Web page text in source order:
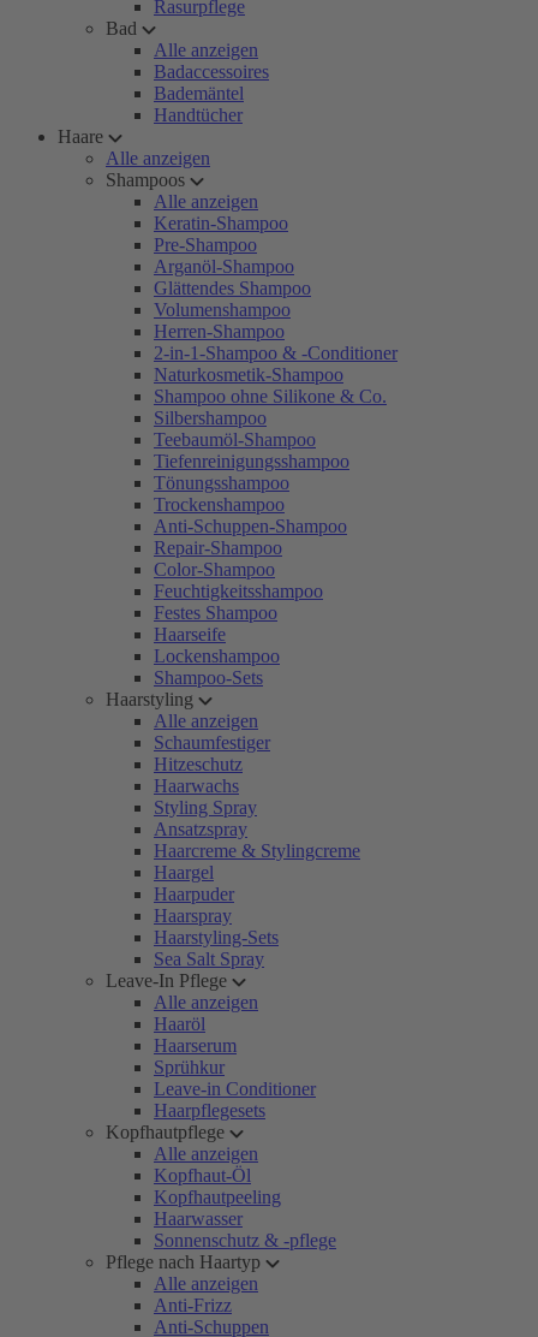
Rasurpflege
Bad
Alle anzeigen
Badaccessoires
Bademäntel
Handtücher
Haare
Alle anzeigen
Shampoos
Alle anzeigen
Keratin-Shampoo
Pre-Shampoo
Arganöl-Shampoo
Glättendes Shampoo
Volumenshampoo
Herren-Shampoo
2-in-1-Shampoo & -Conditioner
Naturkosmetik-Shampoo
Shampoo ohne Silikone & Co.
Silbershampoo
Teebaumöl-Shampoo
Tiefenreinigungsshampoo
Tönungsshampoo
Trockenshampoo
Anti-Schuppen-Shampoo
Repair-Shampoo
Color-Shampoo
Feuchtigkeitsshampoo
Festes Shampoo
Haarseife
Lockenshampoo
Shampoo-Sets
Haarstyling
Alle anzeigen
Schaumfestiger
Hitzeschutz
Haarwachs
Styling Spray
Ansatzspray
Haarcreme & Stylingcreme
Haargel
Haarpuder
Haarspray
Haarstyling-Sets
Sea Salt Spray
Leave-In Pflege
Alle anzeigen
Haaröl
Haarserum
Sprühkur
Leave-in Conditioner
Haarpflegesets
Kopfhautpflege
Alle anzeigen
Kopfhaut-Öl
Kopfhautpeeling
Haarwasser
Sonnenschutz & -pflege
Pflege nach Haartyp
Alle anzeigen
Anti-Frizz
Anti-Schuppen